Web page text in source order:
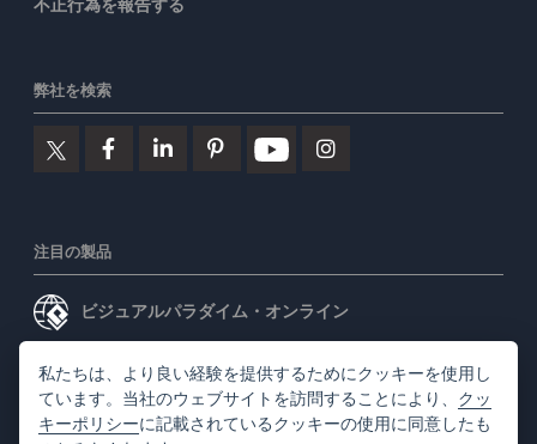
弊社を検索
注目の製品
ビジュアルパラダイム・オンライン
ビジュアルパラダイムデスクトップ
私たちは、より良い経験を提供するためにクッキーを使用し
ています。当社のウェブサイトを訪問することにより、 クッ
キーポリシーに記載されているクッキーの使用に同意したも